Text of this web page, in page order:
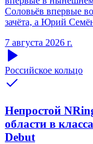
Соловьёв впервые
зачёта, а Юрий
7 августа 2026 г.
Российское кольцо
Непростой
области в
Debut